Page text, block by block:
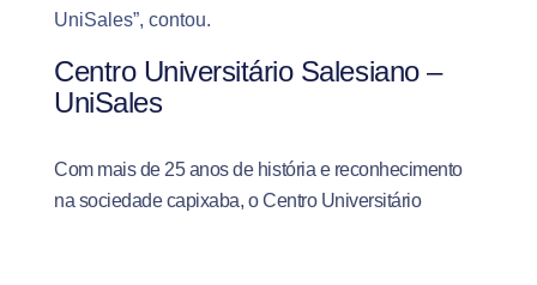
UniSales”, contou.
Centro Universitário Salesiano –
UniSales
Com mais de 25 anos de história e reconhecimento
na sociedade capixaba, o Centro Universitário